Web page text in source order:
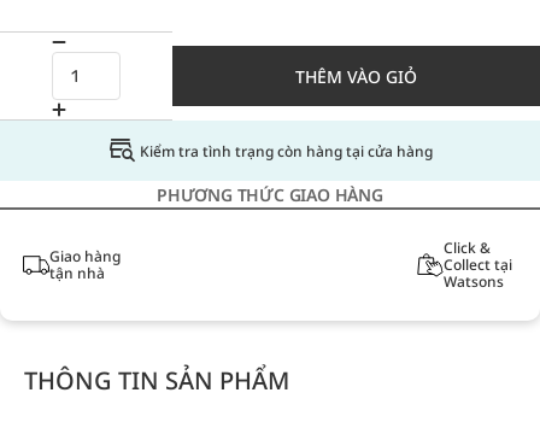
THÊM VÀO GIỎ
Kiểm tra tình trạng còn hàng tại cửa hàng
PHƯƠNG THỨC GIAO HÀNG
Giao hàng
tận nhà
Click &
Collect tại
Watsons
THÔNG TIN SẢN PHẨM